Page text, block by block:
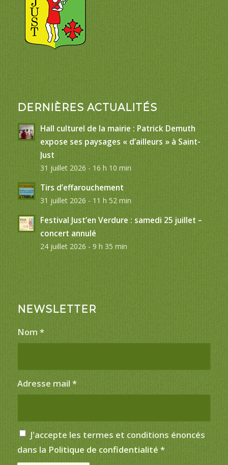
DERNIÈRES ACTUALITÉS
Hall culturel de la mairie : Patrick Demuth
expose ses paysages « d’ailleurs » à Saint-
Just
31 juillet 2026 - 16 h 10 min
Tirs d’effarouchement
31 juillet 2026 - 11 h 52 min
Festival Just’en Verdure : samedi 25 juillet –
concert annulé
24 juillet 2026 - 9 h 35 min
NEWSLETTER
Nom *
Adresse mail *
J'accepte les termes et conditions énoncés
dans la Politique de confidentialité *